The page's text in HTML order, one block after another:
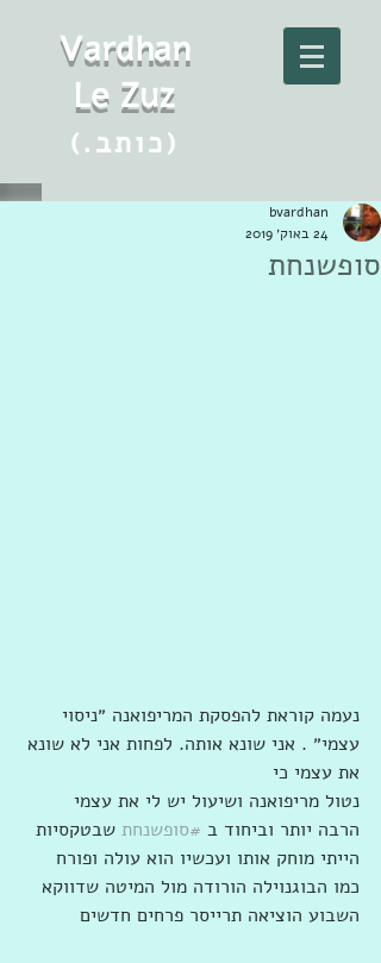
Vardhan
Le Zuz
(.כותב)
סופשנחת
bvardhan
24 באוק׳ 2019
נעמה קוראת להפסקת המריפואנה ״ניסוי
עצמי״ . אני שונא אותה. לפחות אני לא שונא
את עצמי כי
נטול מריפואנה ושיעול יש לי את עצמי
הרבה יותר וביחוד ב #סופשנחת שבטקסיות
הייתי מוחק אותו ועכשיו הוא עולה ופורח
כמו הבוגנוילה הורודה מול המיטה שדווקא
השבוע הוציאה תרייסר פרחים חדשים